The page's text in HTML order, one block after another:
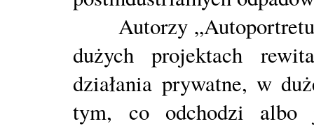
Autorzy „Autoportretu”
dużych projektach
działania prywatne, w
tym, co odchodzi albo